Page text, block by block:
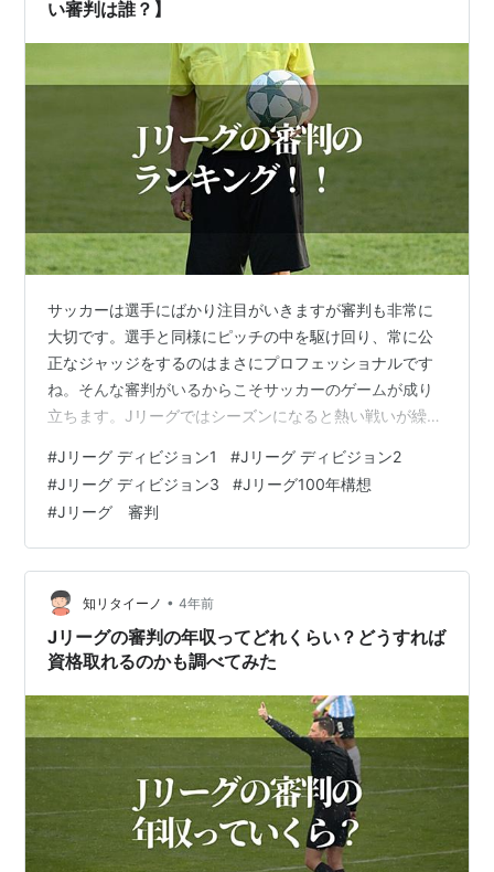
い審判は誰？】
サッカーは選手にばかり注目がいきますが審判も非常に
大切です。選手と同様にピッチの中を駆け回り、常に公
正なジャッジをするのはまさにプロフェッショナルです
ね。そんな審判がいるからこそサッカーのゲームが成り
立ちます。Jリーグではシーズンになると熱い戦いが繰り
本記事では、Jリーグの審判ランキングについて独断と偏
見で作ってみました。 Jリーグの審判ランキングを調べ
てみた【評価の高い審判は誰？】 第1位：西村雄一さん
第2位：家本政明さん 第3位：飯田淳平さん これから期待
の若手審判：荒木友輔さん Jリーグの審判でもプロフェ
ッショナルレフェリーはひと握り！…
#Jリーグ ディビジョン1 #Jリーグ ディビジョン2
#Jリーグ ディビジョン3 #Jリーグ100年構想
#Jリーグ 審判
知リタイーノ • 4年前
Jリーグの審判の年収ってどれくらい？どうすれば
資格取れるのかも調べてみた